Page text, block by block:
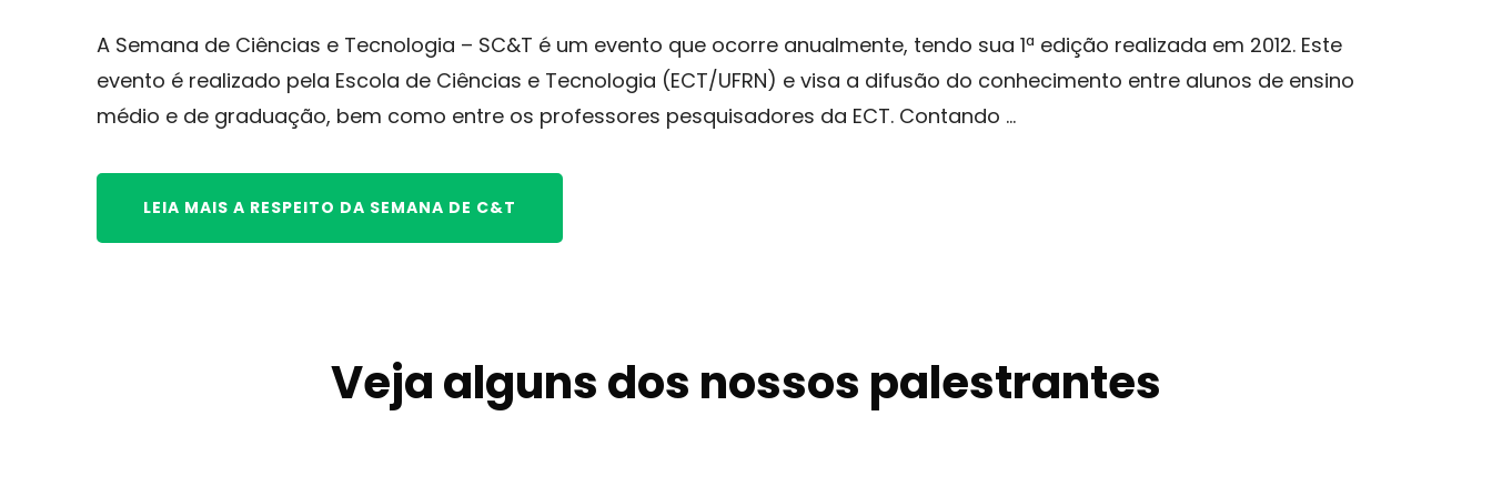
A Semana de Ciências e Tecnologia – SC&T é um evento que ocorre anualmente, tendo sua 1ª edição realizada em 2012. Este
evento é realizado pela Escola de Ciências e Tecnologia (ECT/UFRN) e visa a difusão do conhecimento entre alunos de ensino
médio e de graduação, bem como entre os professores pesquisadores da ECT. Contando …
LEIA MAIS A RESPEITO DA SEMANA DE C&T
Veja alguns dos nossos palestrantes